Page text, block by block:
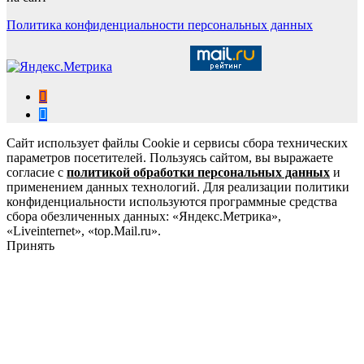
Политика конфиденциальности персональных данных
Сайт использует файлы Cookie и сервисы сбора технических
параметров посетителей. Пользуясь сайтом, вы выражаете
согласие с политикой обработки персональных данных и
применением данных технологий. Для реализации политики
конфиденциальности используются программные средства
сбора обезличенных данных: «Яндекс.Метрика»,
«Liveinternet», «top.Mail.ru».
Принять